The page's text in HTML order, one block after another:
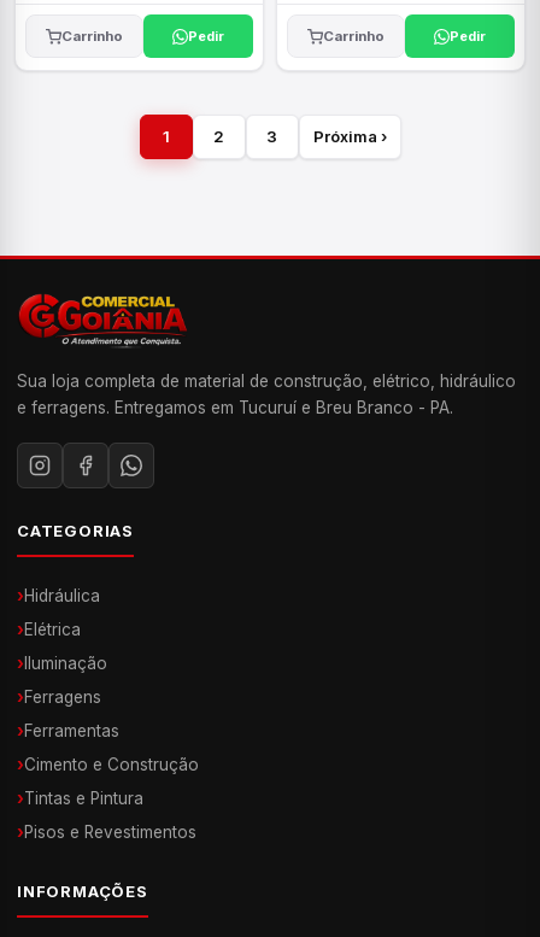
Carrinho Pedir Carrinho Pedir
1 2 3 Próxima ›
Sua loja completa de material de construção, elétrico, hidráulico
e ferragens. Entregamos em Tucuruí e Breu Branco - PA.
CATEGORIAS
›Hidráulica
›Elétrica
› Iluminação
›Ferragens
›Ferramentas
›Cimento e Construção
›Tintas e Pintura
›Pisos e Revestimentos
INFORMAÇÕES